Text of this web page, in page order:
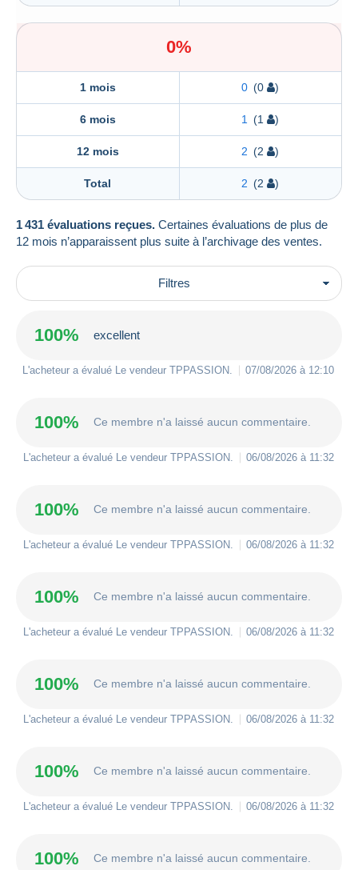
0%
1 mois 0 (0 )
6 mois 1 (1 )
12 mois 2 (2 )
Total 2 (2 )
1 431 évaluations reçues. Certaines évaluations de plus de
12 mois n’apparaissent plus suite à l’archivage des ventes.
Filtres
100% excellent
L'acheteur a évalué Le vendeur TPPASSION 07/08/2026 à 12:10
100% Ce membre n'a laissé aucun commentaire.
L'acheteur a évalué Le vendeur TPPASSION 06/08/2026 à 11:32
100% Ce membre n'a laissé aucun commentaire.
L'acheteur a évalué Le vendeur TPPASSION 06/08/2026 à 11:32
100% Ce membre n'a laissé aucun commentaire.
L'acheteur a évalué Le vendeur TPPASSION 06/08/2026 à 11:32
100% Ce membre n'a laissé aucun commentaire.
L'acheteur a évalué Le vendeur TPPASSION 06/08/2026 à 11:32
100% Ce membre n'a laissé aucun commentaire.
L'acheteur a évalué Le vendeur TPPASSION 06/08/2026 à 11:32
100% Ce membre n'a laissé aucun commentaire.